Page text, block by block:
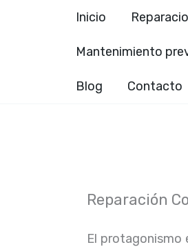
Inicio
Mantenimiento
Blog Contacto
Reparación
El protagonismo